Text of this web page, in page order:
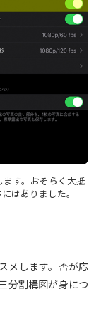
す。おそらく大抵
はありました。
メします。否が応
分割構図が身につ